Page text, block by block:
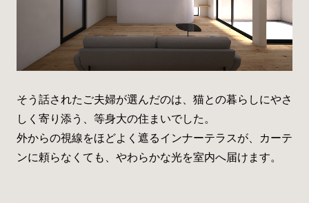
そう話されたご夫婦が選んだのは、猫との暮らしにやさ
しく寄り添う、等身大の住まいでした。
外からの視線をほどよく遮るインナーテラスが、カーテ
ンに頼らなくても、やわらかな光を室内へ届けます。